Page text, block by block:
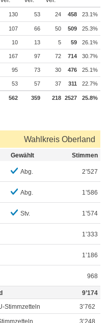
130 53 24 458 23.1%
107 66 50 509 25.3%
10 13 5 59 26.1%
167 97 72 714 30.7%
95 73 30 476 25.1%
53 57 37 311 22.7%
562 359 218 2527 25.8%
Wahlkreis Oberland
Gewählt Stimmen
Abg. 2’527
Abg. 1’586
Stv. 1’574
1’333
1’186
968
9’174
Stimmzetteln
3’762